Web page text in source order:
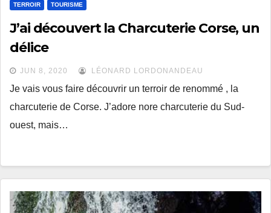
TERROIR TOURISME
J’ai découvert la Charcuterie Corse, un
délice
JUN 8, 2020 LÉONARD LORDONANDEAU
Je vais vous faire découvrir un terroir de renommé , la
charcuterie de Corse. J’adore nore charcuterie du Sud-
ouest, mais…